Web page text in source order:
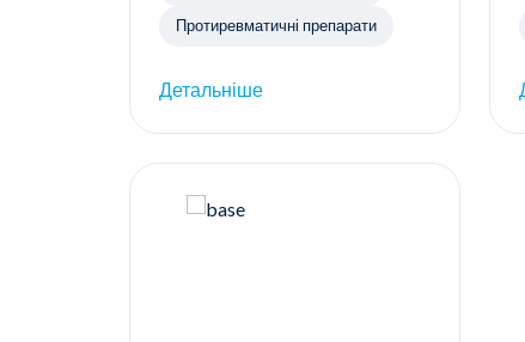
Протиревматичні препарати
Детальніше